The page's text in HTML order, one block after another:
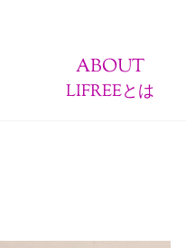
ABOUT
LIFREEとは